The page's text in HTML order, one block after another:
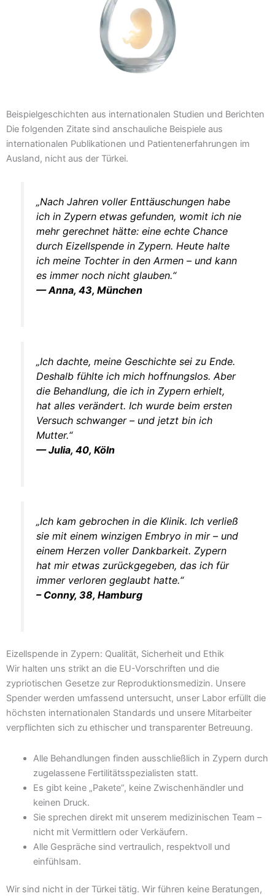
Beispielgeschichten aus internationalen Studien und Berichten
Die folgenden Zitate sind anschauliche Beispiele aus
internationalen Publikationen und Patientenerfahrungen im
Ausland, nicht aus der Türkei.
„Nach Jahren voller Enttäuschungen habe
ich in Zypern etwas gefunden, womit ich nie
mehr gerechnet hätte: eine echte Chance
durch Eizellspende in Zypern. Heute halte
ich meine Tochter in den Armen – und kann
es immer noch nicht glauben.“
— Anna, 43, München
„Ich dachte, meine Geschichte sei zu Ende.
Deshalb fühlte ich mich hoffnungslos. Aber
die Behandlung, die ich in Zypern erhielt,
hat alles verändert. Ich wurde beim ersten
Versuch schwanger – und jetzt bin ich
Mutter.“
— Julia, 40, Köln
„Ich kam gebrochen in die Klinik. Ich verließ
sie mit einem winzigen Embryo in mir – und
einem Herzen voller Dankbarkeit. Zypern
hat mir etwas zurückgegeben, das ich für
immer verloren geglaubt hatte.“
– Conny, 38, Hamburg
Eizellspende in Zypern: Qualität, Sicherheit und Ethik
Wir halten uns strikt an die EU-Vorschriften und die
zypriotischen Gesetze zur Reproduktionsmedizin. Unsere
Spender werden umfassend untersucht, unser Labor erfüllt die
höchsten internationalen Standards und unsere Mitarbeiter
verpflichten sich zu ethischer und transparenter Betreuung.
Alle Behandlungen finden ausschließlich in Zypern durch
zugelassene Fertilitätsspezialisten statt.
Es gibt keine „Pakete“, keine Zwischenhändler und
keinen Druck.
Sie sprechen direkt mit unserem medizinischen Team –
nicht mit Vermittlern oder Verkäufern.
Alle Gespräche sind vertraulich, respektvoll und
einfühlsam.
Wir sind nicht in der Türkei tätig. Wir führen keine Beratungen,